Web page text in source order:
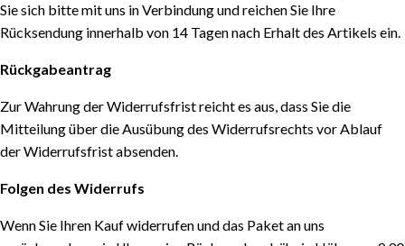
Sie sich bitte mit uns in Verbindung und reichen Sie Ihre
Rücksendung innerhalb von 14 Tagen nach Erhalt des Artikels ein.
Rückgabeantrag
Zur Wahrung der Widerrufsfrist reicht es aus, dass Sie die
Mitteilung über die Ausübung des Widerrufsrechts vor Ablauf
der Widerrufsfrist absenden.
Folgen des Widerrufs
Wenn Sie Ihren Kauf widerrufen und das Paket an uns